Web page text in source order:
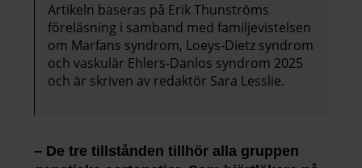
Artikeln baseras på Erik Thunströms
föreläsning i samband med familjevistelsen
om Marfans syndrom, Loeys-Dietz syndrom
och vaskulär Ehlers-Danlos syndrom 2025
och är skriven av redaktör Sara Lesslie.
– De tre tillstånden tillhör alla gruppen